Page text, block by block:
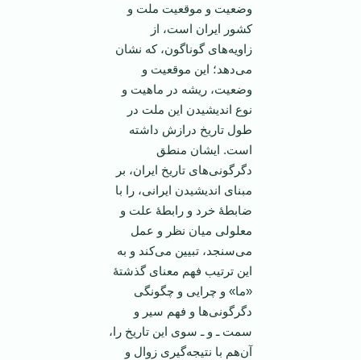
وضعیت و موقعیت ملت و
کشور ایران است، از
زاویه‌های گوناگون، که نشان
می‌دهد؛ این موقعیت و
وضعیت، ریشه در ماهیت و
نوع اندیشیدن این ملت در
طول تاریخ درازش داشته
است. ایشان منطق
دگرگونی‌های تاریخ ایران، بر
مبنای اندیشیدن ایرانی، را با
ضابطۀ خرد و رابطۀ علت و
معلولی میان نظر و عمل
می‌سنجد، تبیین می‌کند و به
این ترتیب فهم معنای گذشتۀ
«ما» و چرایی و چگونگی
دگرگونی‌ها و فهم سیر و
سمت ـ و ـ سوی این تاریخ را،
آن‌هم با نتیجه‌گیری زوال و